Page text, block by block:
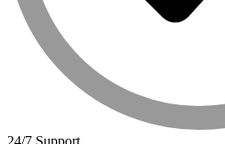
24/7 Support